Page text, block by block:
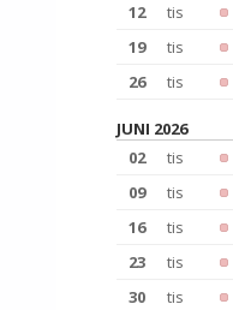
12
tis
19
tis
26
tis
JUNI 2026
02
tis
09
tis
16
tis
23
tis
30
tis